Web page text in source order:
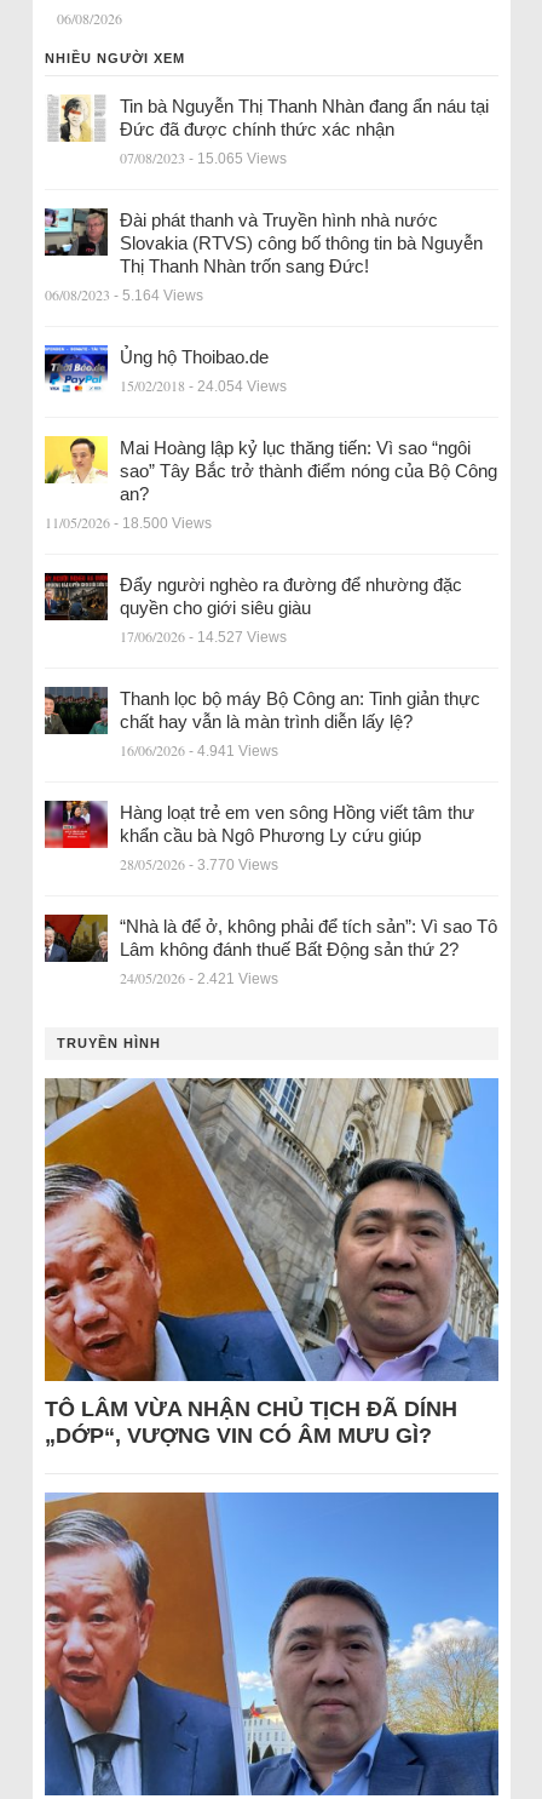
06/08/2026
NHIỀU NGƯỜI XEM
Tin bà Nguyễn Thị Thanh Nhàn đang ẩn náu tại
Đức đã được chính thức xác nhận
07/08/2023 - 15.065 Views
Đài phát thanh và Truyền hình nhà nước
Slovakia (RTVS) công bố thông tin bà Nguyễn
Thị Thanh Nhàn trốn sang Đức!
06/08/2023 - 5.164 Views
Ủng hộ Thoibao.de
15/02/2018 - 24.054 Views
Mai Hoàng lập kỷ lục thăng tiến: Vì sao “ngôi
sao” Tây Bắc trở thành điểm nóng của Bộ Công
an?
11/05/2026 - 18.500 Views
Đẩy người nghèo ra đường để nhường đặc
quyền cho giới siêu giàu
17/06/2026 - 14.527 Views
Thanh lọc bộ máy Bộ Công an: Tinh giản thực
chất hay vẫn là màn trình diễn lấy lệ?
16/06/2026 - 4.941 Views
Hàng loạt trẻ em ven sông Hồng viết tâm thư
khẩn cầu bà Ngô Phương Ly cứu giúp
28/05/2026 - 3.770 Views
“Nhà là để ở, không phải để tích sản”: Vì sao Tô
Lâm không đánh thuế Bất Động sản thứ 2?
24/05/2026 - 2.421 Views
TRUYỀN HÌNH
TÔ LÂM VỪA NHẬN CHỦ TỊCH ĐÃ DÍNH
„DỚP“, VƯỢNG VIN CÓ ÂM MƯU GÌ?